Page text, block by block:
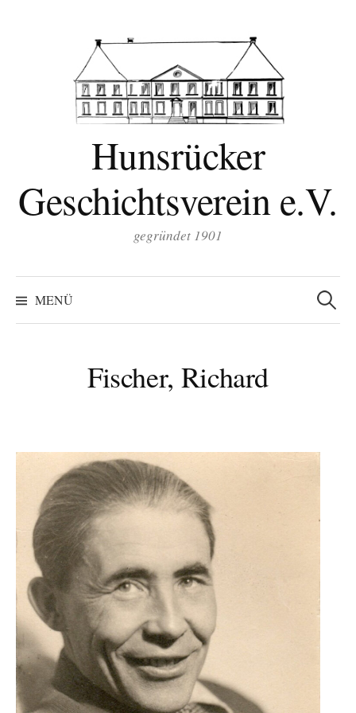
Hunsrücker
Geschichtsverein e.V.
gegründet 1901
MENÜ
Suchen
nach:
Fischer, Richard